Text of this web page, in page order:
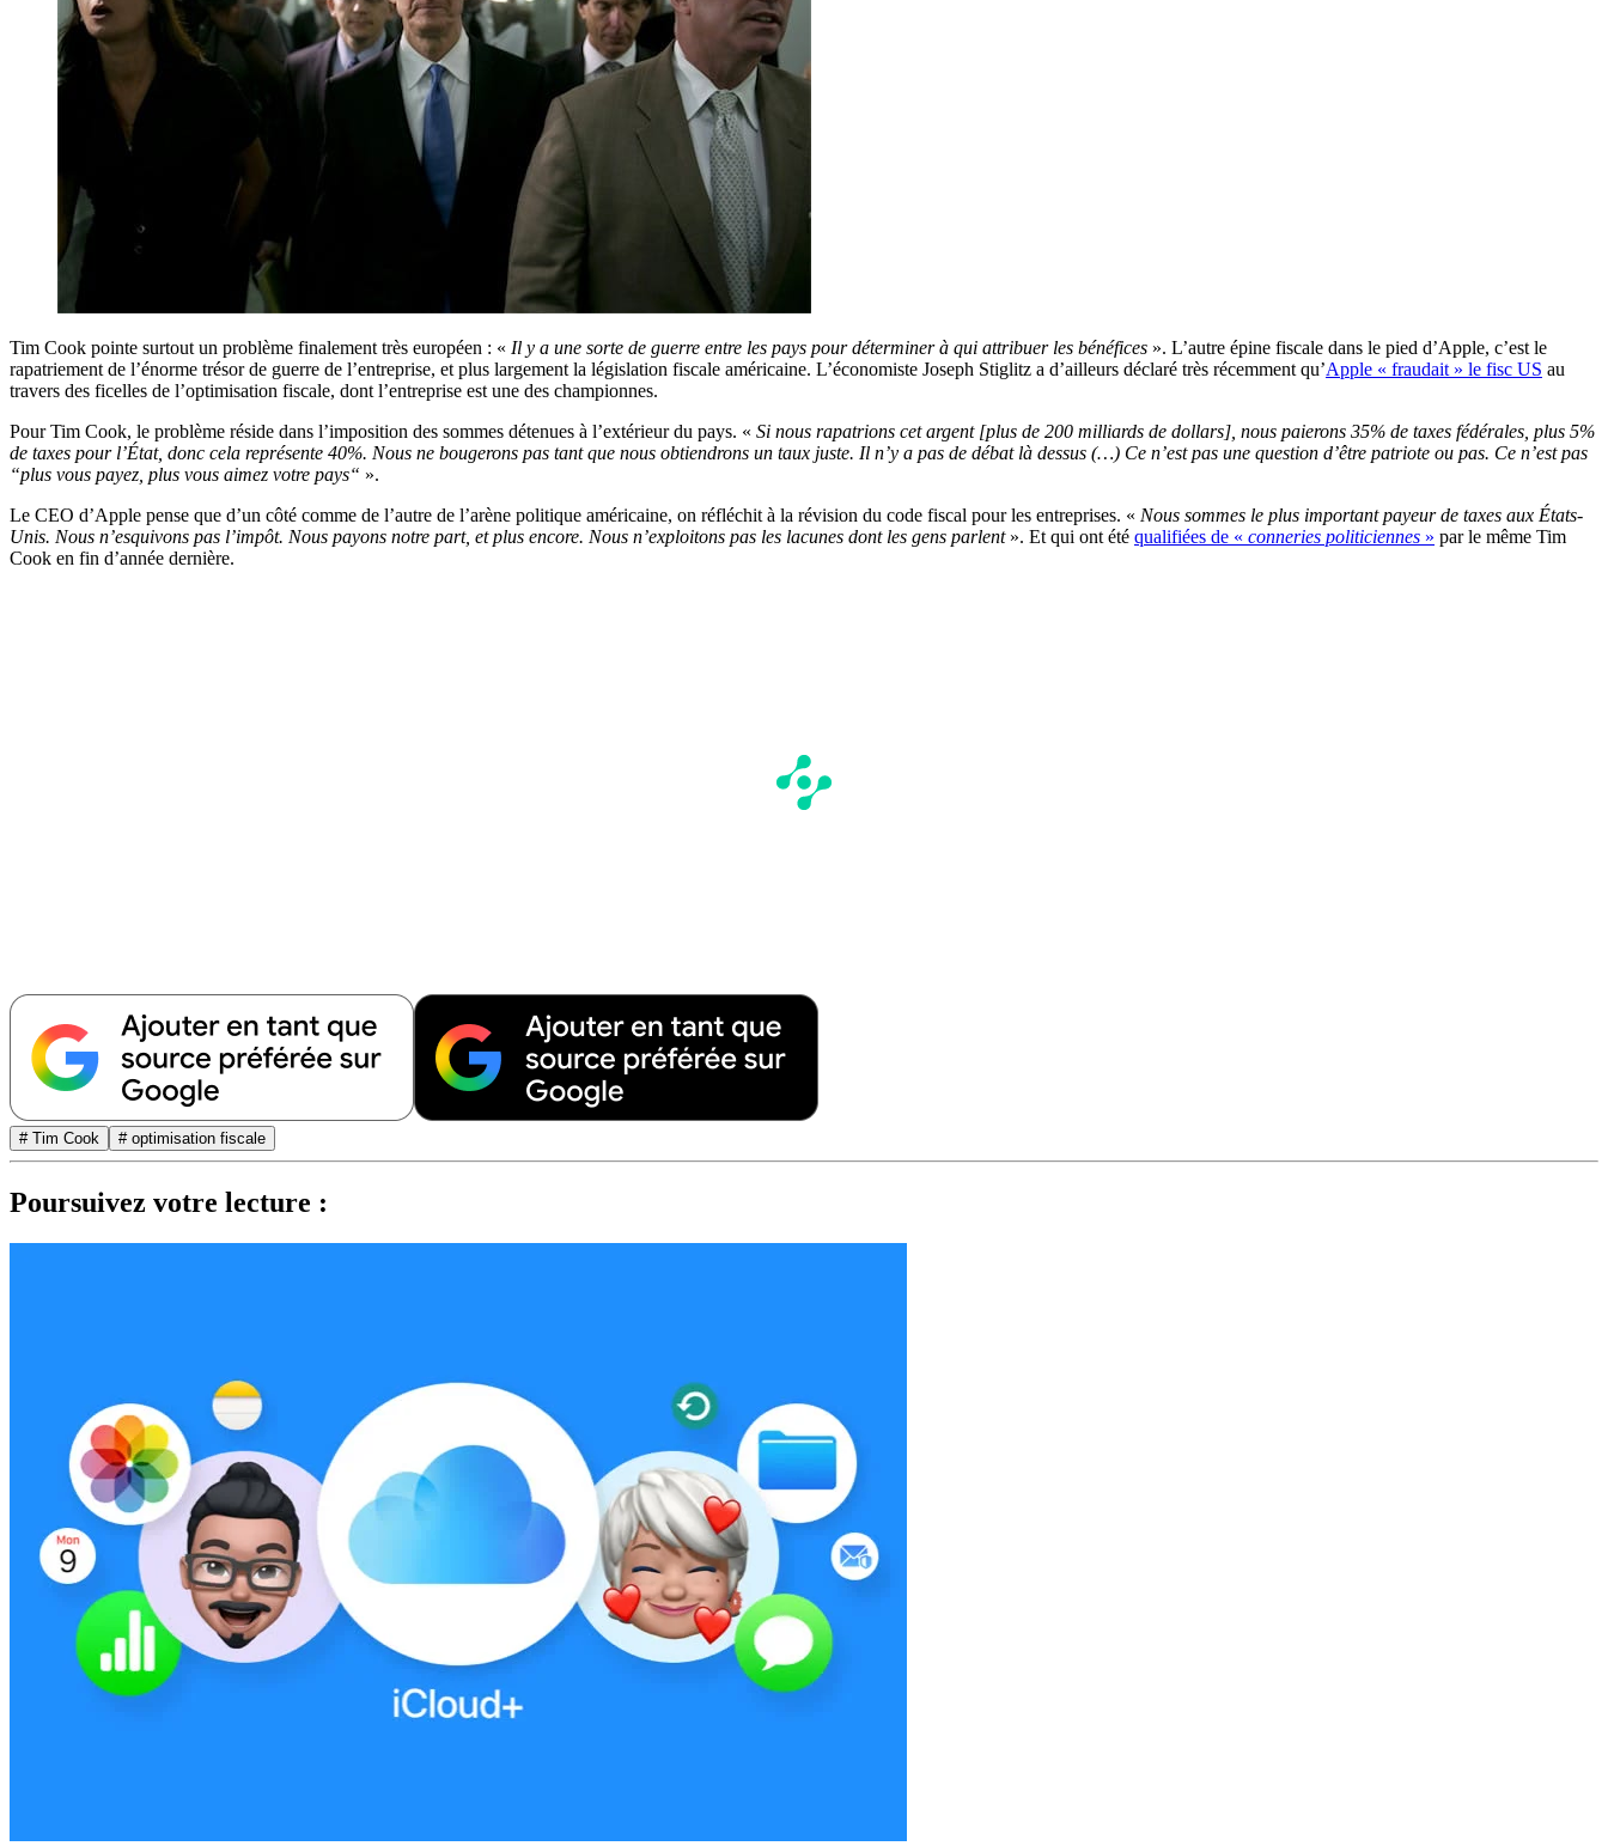
Tim Cook pointe surtout un problème finalement très européen : « Il y a une sorte de guerre entre les pays pour déterminer à qui attribuer les bénéfices ». L’autre épine fiscale dans le pied d’Apple, c’est le
rapatriement de l’énorme trésor de guerre de l’entreprise, et plus largement la législation fiscale américaine. L’économiste Joseph Stiglitz a d’ailleurs déclaré très récemment qu’Apple « fraudait » le fisc US au
travers des ficelles de l’optimisation fiscale, dont l’entreprise est une des championnes.
Pour Tim Cook, le problème réside dans l’imposition des sommes détenues à l’extérieur du pays. « Si nous rapatrions cet argent [plus de 200 milliards de dollars], nous paierons 35% de taxes fédérales, plus 5%
de taxes pour l’État, donc cela représente 40%. Nous ne bougerons pas tant que nous obtiendrons un taux juste. Il n’y a pas de débat là dessus (…) Ce n’est pas une question d’être patriote ou pas. Ce n’est pas
“plus vous payez, plus vous aimez votre pays“ ».
Le CEO d’Apple pense que d’un côté comme de l’autre de l’arène politique américaine, on réfléchit à la révision du code fiscal pour les entreprises. « Nous sommes le plus important payeur de taxes aux États-
Unis. Nous n’esquivons pas l’impôt. Nous payons notre part, et plus encore. Nous n’exploitons pas les lacunes dont les gens parlent». Et qui ont été qualifiées de « conneries politiciennes » par le même Tim
Cook en fin d’année dernière.
# Tim Cook # optimisation fiscale
Poursuivez votre lecture :